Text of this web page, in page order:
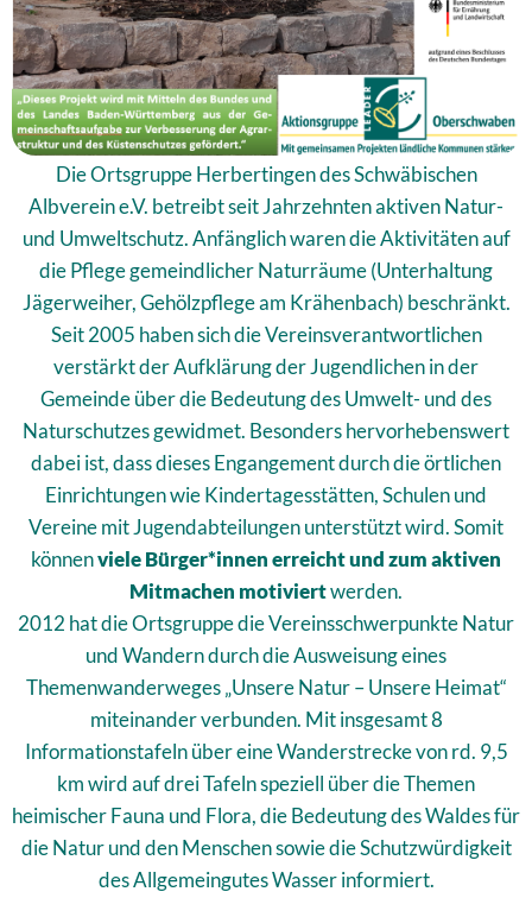
Die Ortsgruppe Herbertingen des Schwäbischen
Albverein e.V. betreibt seit Jahrzehnten aktiven Natur-
und Umweltschutz. Anfänglich waren die Aktivitäten auf
die Pflege gemeindlicher Naturräume (Unterhaltung
Jägerweiher, Gehölzpflege am Krähenbach) beschränkt.
Seit 2005 haben sich die Vereinsverantwortlichen
verstärkt der Aufklärung der Jugendlichen in der
Gemeinde über die Bedeutung des Umwelt- und des
Naturschutzes gewidmet. Besonders hervorhebenswert
dabei ist, dass dieses Engangement durch die örtlichen
Einrichtungen wie Kindertagesstätten, Schulen und
Vereine mit Jugendabteilungen unterstützt wird. Somit
könnenviele Bürger*innen erreicht und zum aktiven
Mitmachen motiviertwerden.
2012 hat die Ortsgruppe die Vereinsschwerpunkte Natur
und Wandern durch die Ausweisung eines
Themenwanderweges „Unsere Natur – Unsere Heimat“
miteinander verbunden. Mit insgesamt 8
Informationstafeln über eine Wanderstrecke von rd. 9,5
km wird auf drei Tafeln speziell über die Themen
heimischer Fauna und Flora, die Bedeutung des Waldes für
die Natur und den Menschen sowie die Schutzwürdigkeit
des Allgemeingutes Wasser informiert.